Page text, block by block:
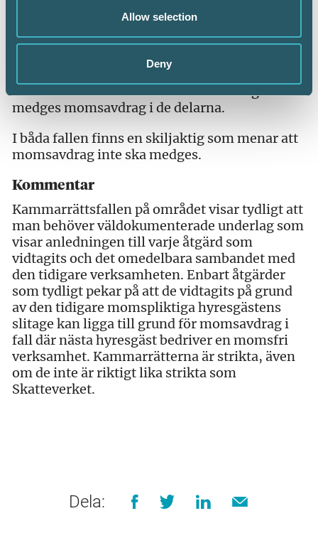
Allow selection
Deny
För det andra fallet menar KR att bolaget på
motsvarande sätt gjort sannolikt att
kostnaderna för ommålning och undersökning
av en tidigare fuktskada är orsakade av slitage i
den tidigare verksamheten och har därmed ett
omedelbart samband med denna. Bolaget
medges momsavdrag i de delarna.
I båda fallen finns en skiljaktig som menar att
momsavdrag inte ska medges.
Kommentar
Kammarrättsfallen på området visar tydligt att
man behöver väldokumenterade underlag som
visar anledningen till varje åtgärd som
vidtagits och det omedelbara sambandet med
den tidigare verksamheten. Enbart åtgärder
som tydligt pekar på att de vidtagits på grund
av den tidigare momspliktiga hyresgästens
slitage kan ligga till grund för momsavdrag i
fall där nästa hyresgäst bedriver en momsfri
verksamhet. Kammarrätterna är strikta, även
om de inte är riktigt lika strikta som
Skatteverket.
Dela: